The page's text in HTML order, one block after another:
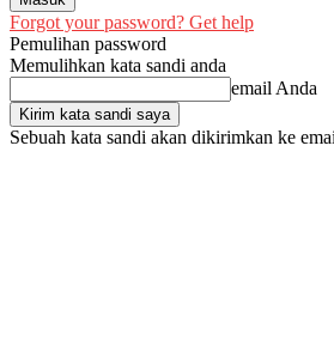
Forgot your password? Get help
Pemulihan password
Memulihkan kata sandi anda
email Anda
Sebuah kata sandi akan dikirimkan ke